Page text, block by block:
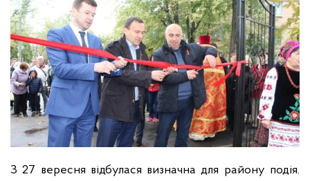
З 27 вересня відбулася визначна для району подія.